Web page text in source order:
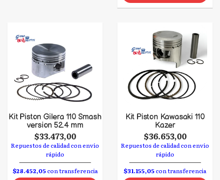
Kit Piston Gilera 110 Smash
version 52.4 mm
$33.473,00
Repuestos de calidad con envío
rápido
$28.452,05con transferencia
Kit Piston Kawasaki 110
Kazer
$36.653,00
Repuestos de calidad con envío
rápido
$31.155,05con transferencia